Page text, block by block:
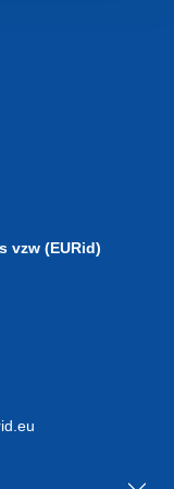
vzw (EURid)